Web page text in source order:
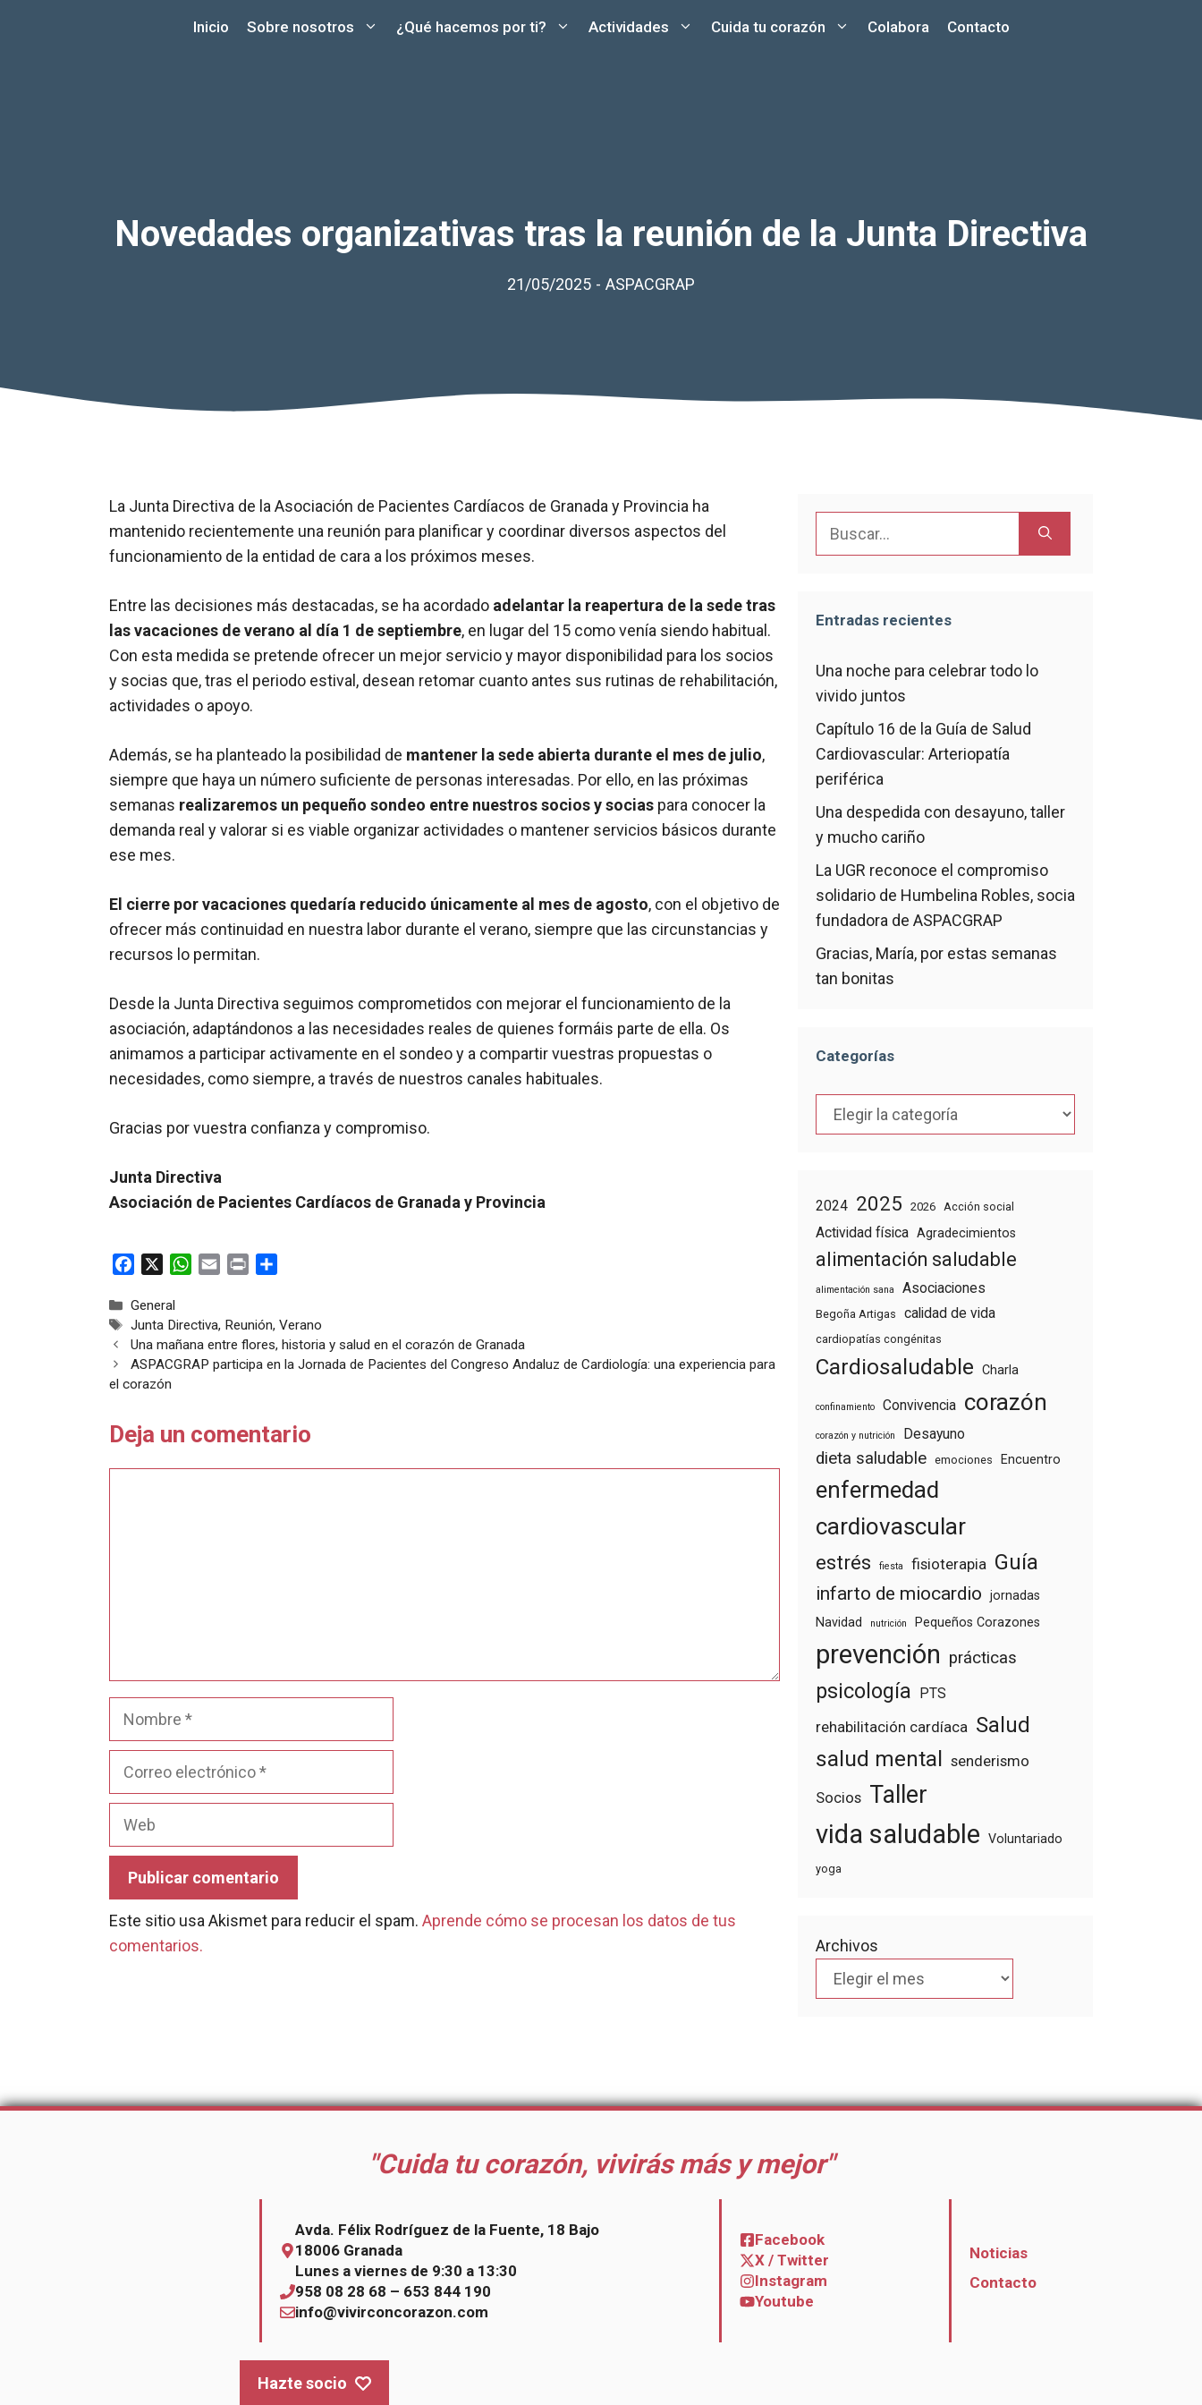
Inicio Sobre nosotros ¿Qué hacemos por ti? Actividades Cuida tu corazón Colabora Contacto
Novedades organizativas tras la reunión de la Junta Directiva
21/05/2025 - ASPACGRAP
La Junta Directiva de la Asociación de Pacientes Cardíacos de Granada y Provincia ha
mantenido recientemente una reunión para planificar y coordinar diversos aspectos del
funcionamiento de la entidad de cara a los próximos meses.
Entre las decisiones más destacadas, se ha acordado adelantar la reapertura de la sede tras
las vacaciones de verano al día 1 de septiembre, en lugar del 15 como venía siendo habitual.
Con esta medida se pretende ofrecer un mejor servicio y mayor disponibilidad para los socios
y socias que, tras el periodo estival, desean retomar cuanto antes sus rutinas de rehabilitación,
actividades o apoyo.
Además, se ha planteado la posibilidad de mantener la sede abierta durante el mes de julio,
siempre que haya un número suficiente de personas interesadas. Por ello, en las próximas
semanas realizaremos un pequeño sondeo entre nuestros socios y socias para conocer la
demanda real y valorar si es viable organizar actividades o mantener servicios básicos durante
ese mes.
El cierre por vacaciones quedaría reducido únicamente al mes de agosto, con el objetivo de
ofrecer más continuidad en nuestra labor durante el verano, siempre que las circunstancias y
recursos lo permitan.
Desde la Junta Directiva seguimos comprometidos con mejorar el funcionamiento de la
asociación, adaptándonos a las necesidades reales de quienes formáis parte de ella. Os
animamos a participar activamente en el sondeo y a compartir vuestras propuestas o
necesidades, como siempre, a través de nuestros canales habituales.
Gracias por vuestra confianza y compromiso.
Junta Directiva
Asociación de Pacientes Cardíacos de Granada y Provincia
c
e
b
o
o
W
t
s
A
l
n
t
p
a
r
r
Categorías
General
Etiquetas
Junta Directiva, Reunión,Verano
Una mañana entre flores, historia y salud en el corazón de Granada
ASPACGRAP participa en la Jornada de Pacientes del Congreso Andaluz de Cardiología: una experiencia para
el corazón
Deja un comentario
Nombre
Este sitio usa Akismet para reducir el spam. Aprende cómo se procesan los datos de tus
comentarios.
Entradas recientes
Una noche para celebrar todo lo
vivido juntos
Capítulo 16 de la Guía de Salud
Cardiovascular: Arteriopatía
periférica
Una despedida con desayuno, taller
y mucho cariño
La UGR reconoce el compromiso
solidario de Humbelina Robles, socia
fundadora de ASPACGRAP
Gracias, María, por estas semanas
tan bonitas
Categorías
Categorías
2024 2025 2026 Acción social
Actividad física Agradecimientos
alimentación saludable
alimentación sana Asociaciones
Begoña Artigas calidad de vida
cardiopatías congénitas
Cardiosaludable Charla
confinamiento Convivencia corazón
corazón y nutrición Desayuno
dieta saludable emociones Encuentro
enfermedad
cardiovascular
estrés fiesta fisioterapia Guía
infarto de miocardio
jornadas
Navidad
nutrición Pequeños Corazones
prevención prácticas
psicología PTS
rehabilitación cardíaca Salud
salud mental senderismo
Socios Taller
vida saludable Voluntariado
yoga
Archivos
"Cuida tu corazón, vivirás más y mejor"
Avda. Félix Rodríguez de la Fuente, 18 Bajo
18006 Granada
Lunes a viernes de 9:30 a 13:30
958 08 28 68 – 653 844 190
info@vivirconcorazon.com
Facebook
X / Twitter
Instagram
Youtube
Noticias
Contacto
Hazte socio